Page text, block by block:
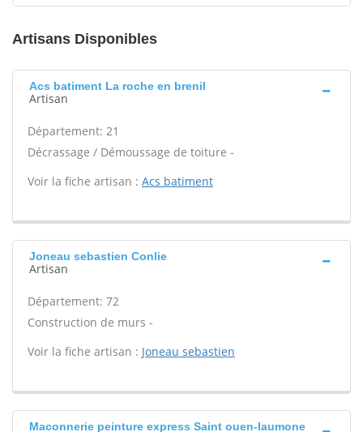
Artisans Disponibles
Acs batiment La roche en brenil
Artisan
Département: 21
Décrassage / Démoussage de toiture -
Voir la fiche artisan : Acs batiment
Joneau sebastien Conlie
Artisan
Département: 72
Construction de murs -
Voir la fiche artisan : Joneau sebastien
Maconnerie peinture express Saint ouen-laumone